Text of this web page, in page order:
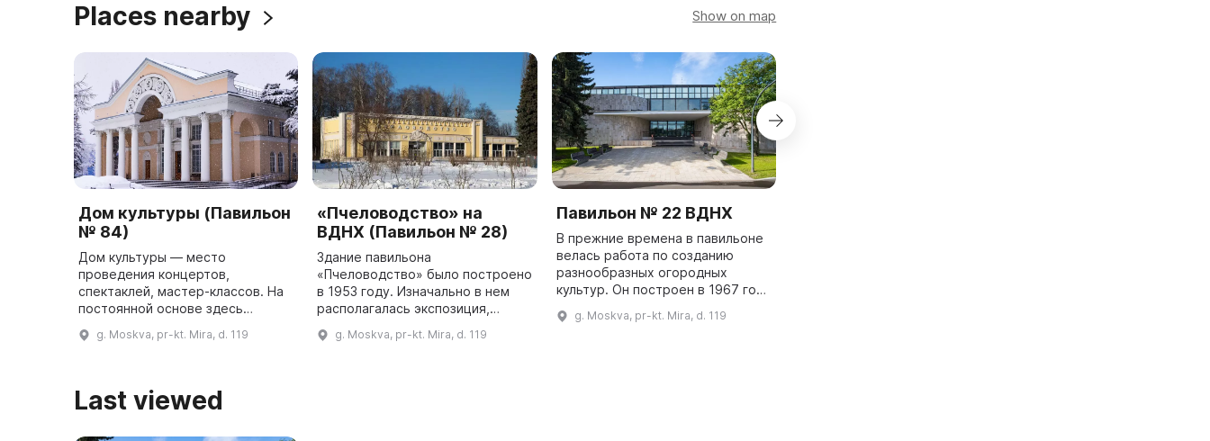
Places nearby Show on map
Дом культуры (Павильон
№ 84)
Дом культуры — место
проведения концертов,
спектаклей, мастер-классов. На
постоянной основе здесь
музыкальные и творческие
g. Moskva, pr-kt. Mira, d. 119
«Пчеловодство» на
ВДНХ (Павильон № 28)
Здание павильона
«Пчеловодство» было построено
в 1953 году. Изначально в нем
располагалась экспозиция,
промышленности, затем
g. Moskva, pr-kt. Mira, d. 119
Павильон № 22 ВДНХ
В прежние времена в павильоне
велась работа по созданию
разнообразных огородных
культур. Он построен в 1967 году
«Виноградарство», архитекторы
g. Moskva, pr-kt. Mira, d. 119
Last viewed